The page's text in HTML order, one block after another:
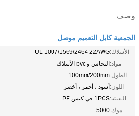
وصف
الجمعية كابل التعميم موصل
الأسلاك:UL 1007/1569/2464 22AWG
مواد:النحاس و pvc الأسلاك
الطول:100mm/200mm
اللون:أسود ، أحمر ، أخضر
التعبئة:1PCS في كيس PE
موك:5000